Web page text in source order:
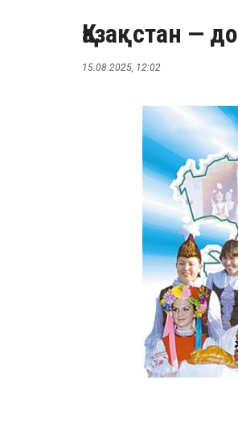
Қазақстан —
15.08.2025, 12:02